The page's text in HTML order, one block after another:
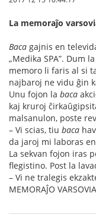
La memoraĵo
Baca gajnis en
„Medika SPA”. Dum
memoro li faris al si
najbaroj ne vidu ĝin
Unu fojon la baca
kaj kruroj
malsanulon, poste
– Vi scias, tiu baca
da jaroj mi laboras
La sekvan fojon iras
flegistino. Post la
– Vi ne tralegis
MEMORAĴO